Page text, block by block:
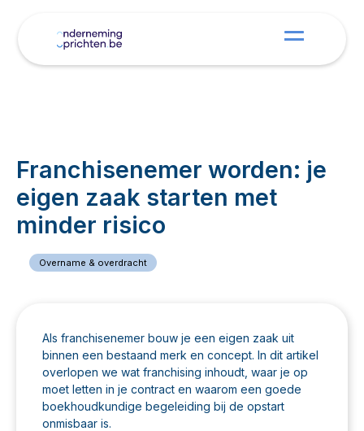
Franchisenemer worden: je
eigen zaak starten met
minder risico
Overname & overdracht
Als franchisenemer bouw je een eigen zaak uit
binnen een bestaand merk en concept. In dit artikel
overlopen we wat franchising inhoudt, waar je op
moet letten in je contract en waarom een goede
boekhoudkundige begeleiding bij de opstart
onmisbaar is.